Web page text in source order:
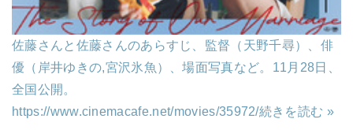
佐藤さんと佐藤さんのあらすじ、監督（天野千尋）、俳
優（岸井ゆきの,宮沢氷魚）、場面写真など。11月28日、
全国公開。
https://www.cinemacafe.net/movies/35972/続きを読む »